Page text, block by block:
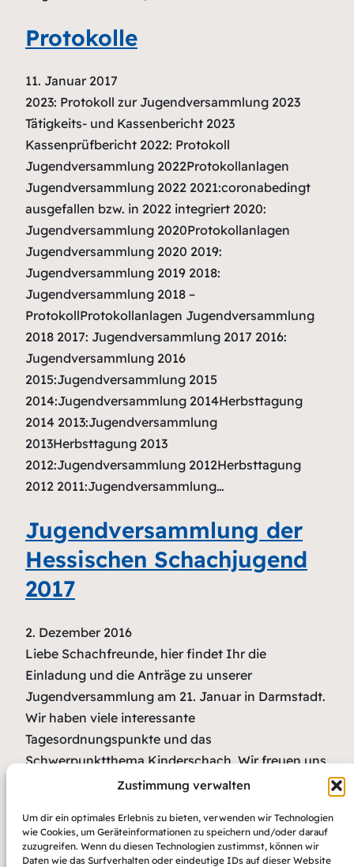
Zustimmung verwalten
Um dir ein optimales Erlebnis zu bieten, verwenden wir Technologien
wie Cookies, um Geräteinformationen zu speichern und/oder darauf
zuzugreifen. Wenn du diesen Technologien zustimmst, können wir
Daten wie das Surfverhalten oder eindeutige IDs auf dieser Website
Protokolle
11. Januar 2017
2023: Protokoll zur Jugendversammlung 2023
Tätigkeits- und Kassenbericht 2023
Kassenprüfbericht 2022: Protokoll
Jugendversammlung 2022Protokollanlagen
Jugendversammlung 2022 2021:coronabedingt
ausgefallen bzw. in 2022 integriert 2020:
Jugendversammlung 2020Protokollanlagen
Jugendversammlung 2020 2019:
Jugendversammlung 2019 2018:
Jugendversammlung 2018 –
ProtokollProtokollanlagen Jugendversammlung
2018 2017: Jugendversammlung 2017 2016:
Jugendversammlung 2016
2015:Jugendversammlung 2015
2014:Jugendversammlung 2014Herbsttagung
2014 2013:Jugendversammlung
2013Herbsttagung 2013
2012:Jugendversammlung 2012Herbsttagung
2012 2011:Jugendversammlung…
Jugendversammlung der
Hessischen Schachjugend
2017
2. Dezember 2016
Liebe Schachfreunde, hier findet Ihr die
Einladung und die Anträge zu unserer
Jugendversammlung am 21. Januar in Darmstadt.
Wir haben viele interessante
Tagesordnungspunkte und das
Schwerpunktthema Kinderschach. Wir freuen uns
auf zahlreiche Teilnahme! Simon Claus, 1.
darmstadt-einladung hsj-jv-antraege-2017